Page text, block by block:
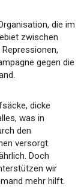
die im
zwischen
gegen die
dicke
was in
den
versorgt.
Doch
wir
mehr hilft.